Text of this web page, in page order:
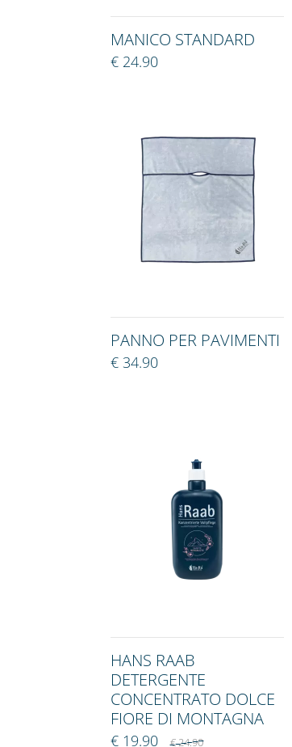
MANICO STANDARD
€ 24.90
PANNO PER PAVIMENTI
€ 34.90
HANS RAAB
DETERGENTE
CONCENTRATO DOLCE
FIORE DI MONTAGNA
€ 19.90€ 24.90